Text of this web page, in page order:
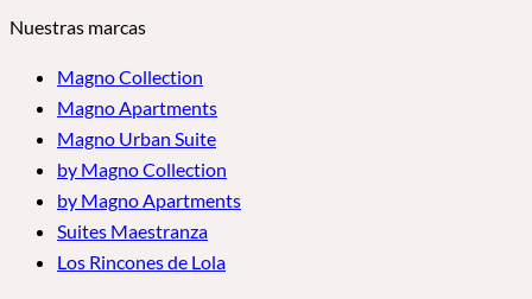
Nuestras marcas
Magno Collection
Magno Apartments
Magno Urban Suite
by Magno Collection
by Magno Apartments
Suites Maestranza
Los Rincones de Lola